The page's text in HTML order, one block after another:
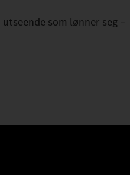
utseende som lønner seg –